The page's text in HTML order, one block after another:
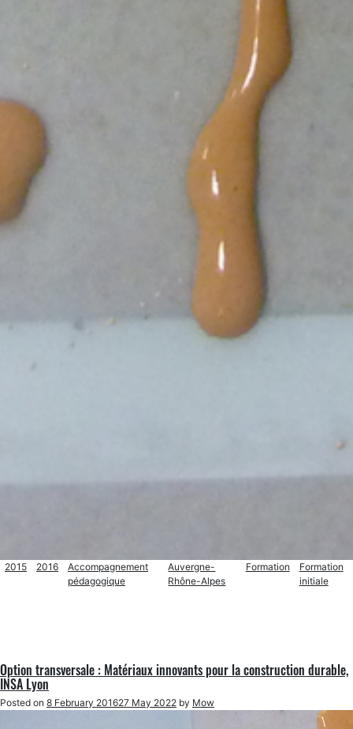
2015 2016
Accompagnement
pédagogique
Auvergne-
Rhône-Alpes
Formation
Formation
initiale
Option transversale : Matériaux innovants pour la construction durable,
INSA Lyon
Posted on 8 February 201627 May 2022 by Mow